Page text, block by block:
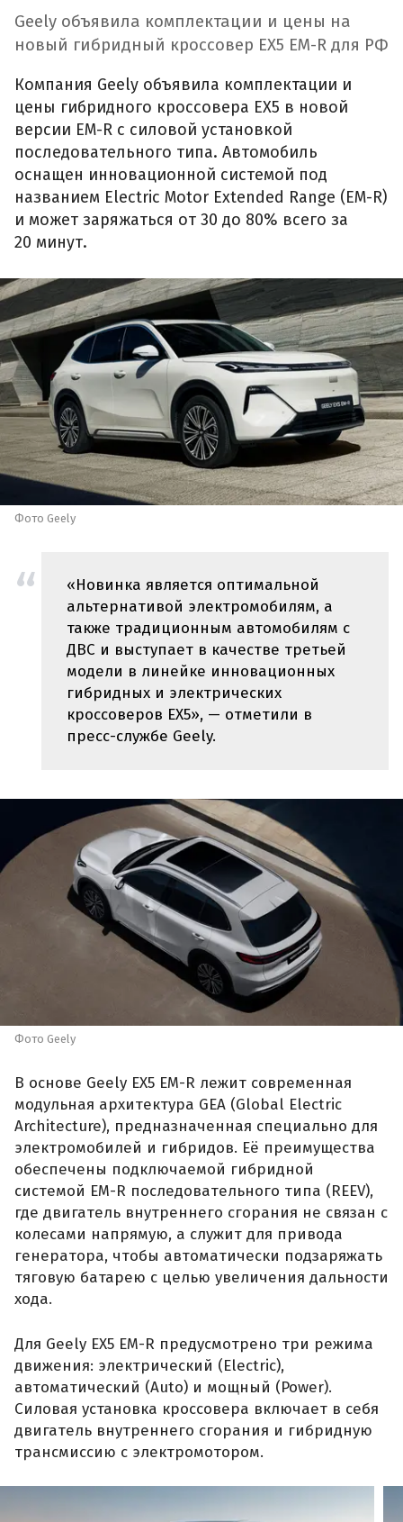
Geely объявила комплектации и цены на
новый гибридный кроссовер EX5 EM-R для РФ
Компания Geely объявила комплектации и
цены гибридного кроссовера EX5 в новой
версии EM-R с силовой установкой
последовательного типа. Автомобиль
оснащен инновационной системой под
названием Electric Motor Extended Range (EM-R)
и может заряжаться от 30 до 80% всего за
20 минут.
Фото Geely
«Новинка является оптимальной
альтернативой электромобилям, а
также традиционным автомобилям с
ДВС и выступает в качестве третьей
модели в линейке инновационных
гибридных и электрических
кроссоверов EX5», — отметили в
пресс-службе Geely.
Фото Geely
В основе Geely EX5 EM-R лежит современная
модульная архитектура GEA (Global Electric
Architecture), предназначенная специально для
электромобилей и гибридов. Её преимущества
обеспечены подключаемой гибридной
системой EM-R последовательного типа (REEV),
где двигатель внутреннего сгорания не связан с
колесами напрямую, а служит для привода
генератора, чтобы автоматически подзаряжать
тяговую батарею с целью увеличения дальности
хода.
Для Geely EX5 EM-R предусмотрено три режима
движения: электрический (Electric),
автоматический (Auto) и мощный (Power).
Силовая установка кроссовера включает в себя
двигатель внутреннего сгорания и гибридную
трансмиссию с электромотором.